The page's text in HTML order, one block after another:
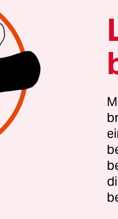
das Projekt
GmbH aus
alles sich
einen Vertrag
am Donnerstag.
detaillierte
zur
der Router –
Innenstadt“